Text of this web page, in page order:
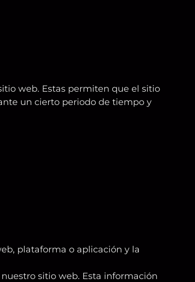
web. Estas permiten que el sitio
un cierto periodo de tiempo y
plataforma o aplicación y la
sitio web. Esta información